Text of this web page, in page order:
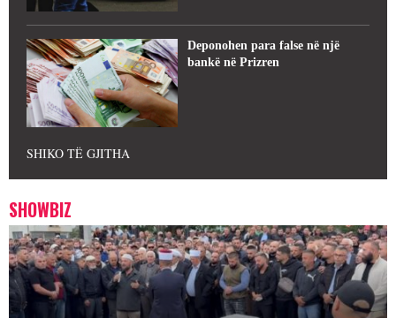
Deponohen para false në një
bankë në Prizren
SHIKO TË GJITHA
SHOWBIZ